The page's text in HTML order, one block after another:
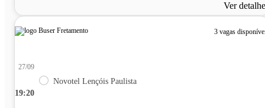
Ver
3 vagas
19:20
27/09
Novotel Lençóis Paulista